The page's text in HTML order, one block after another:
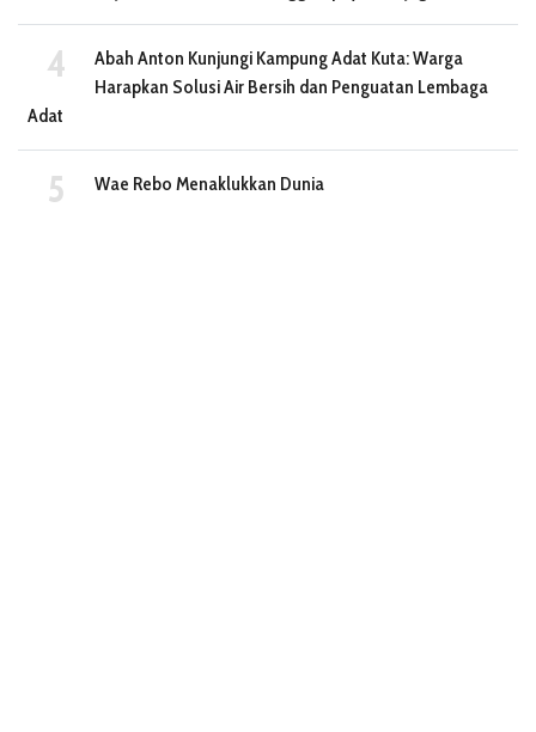
Abah Anton Kunjungi Kampung Adat Kuta: Warga
Harapkan Solusi Air Bersih dan Penguatan Lembaga
Adat
Wae Rebo Menaklukkan Dunia